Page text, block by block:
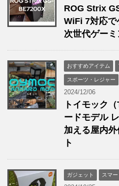
ROG Strix
WiFi 7対応で
次世代ゲー
おすすめアイテム
スポーツ・レジャー
2024/12/06
トイモック
ードモデル
加える屋内
ト
ガジェット スマ